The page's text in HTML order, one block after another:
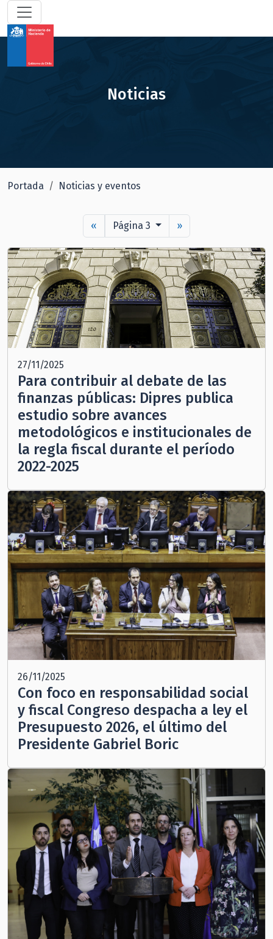
Noticias
Portada Noticias y eventos
« Página 3 »
27/11/2025
Para contribuir al debate de las
finanzas públicas: Dipres publica
estudio sobre avances
metodológicos e institucionales de
la regla fiscal durante el período
2022-2025
26/11/2025
Con foco en responsabilidad social
y fiscal Congreso despacha a ley el
Presupuesto 2026, el último del
Presidente Gabriel Boric